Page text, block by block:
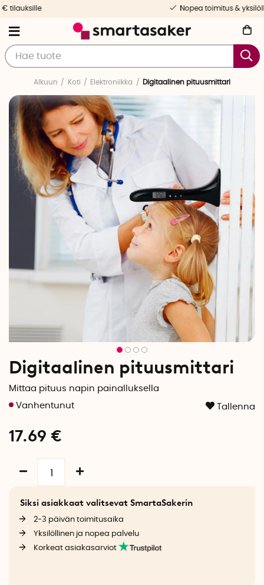
Nopea toimitus & yksilöllinen palvelu
Alkuun Koti Elektroniikka Digitaalinen pituusmittari
Digitaalinen pituusmittari
Mittaa pituus napin painalluksella
Tallenna
17.69 €
Siksi asiakkaat valitsevat SmartaSakerin
2-3 päivän toimitusaika
Yksilöllinen ja nopea palvelu
Korkeat asiakasarviot